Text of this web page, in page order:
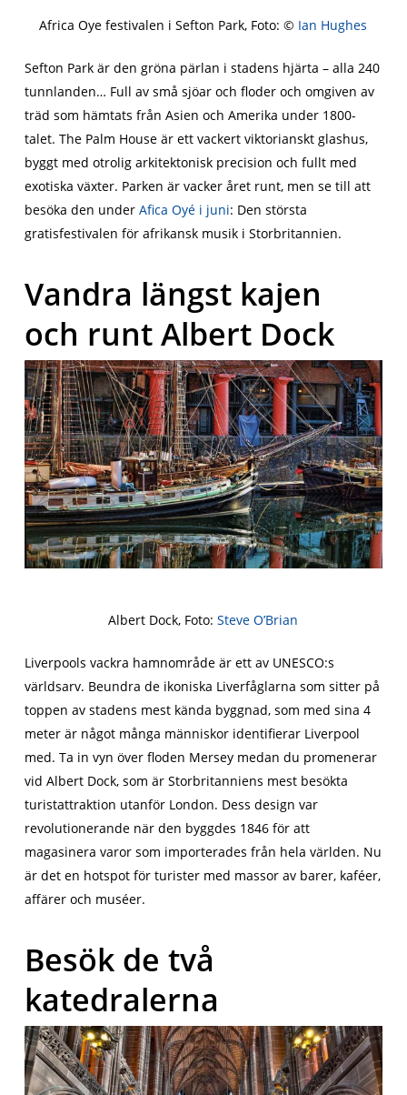
Africa Oye festivalen i Sefton Park, Foto: © Ian Hughes
Sefton Park är den gröna pärlan i stadens hjärta – alla 240
tunnlanden… Full av små sjöar och floder och omgiven av
träd som hämtats från Asien och Amerika under 1800-
talet. The Palm House är ett vackert viktorianskt glashus,
byggt med otrolig arkitektonisk precision och fullt med
exotiska växter. Parken är vacker året runt, men se till att
besöka den under Afica Oyé i juni: Den största
gratisfestivalen för afrikansk musik i Storbritannien.
Vandra längst kajen
och runt Albert Dock
Albert Dock, Foto:Steve O’Brian
Liverpools vackra hamnområde är ett av UNESCO:s
världsarv. Beundra de ikoniska Liverfåglarna som sitter på
toppen av stadens mest kända byggnad, som med sina 4
meter är något många människor identifierar Liverpool
med. Ta in vyn över floden Mersey medan du promenerar
vid Albert Dock, som är Storbritanniens mest besökta
turistattraktion utanför London. Dess design var
revolutionerande när den byggdes 1846 för att
magasinera varor som importerades från hela världen. Nu
är det en hotspot för turister med massor av barer, kaféer,
affärer och muséer.
Besök de två
katedralerna